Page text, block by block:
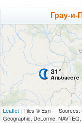
Грау-и-
Leaflet | Tiles © Esri — Sources:
Geographic, DeLorme,